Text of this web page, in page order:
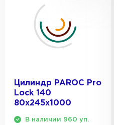
Цилиндр PAROC Pro
Lock 140
80х245х1000
В наличии 960 уп.